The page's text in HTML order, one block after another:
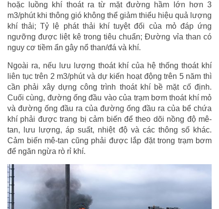
hoặc luồng khí thoát ra từ mặt đường hầm lớn hơn 3
m3/phút khi thông gió không thể giảm thiểu hiệu quả lượng
khí thải; Tỷ lệ phát thải khí tuyệt đối của mỏ đáp ứng
ngưỡng được liệt kê trong tiêu chuẩn; Đường vỉa than có
nguy cơ tiềm ẩn gây nổ than/đá và khí.
Ngoài ra, nếu lưu lượng thoát khí của hệ thống thoát khí
liên tục trên 2 m3/phút và dự kiến ​​hoạt động trên 5 năm thì
cần phải xây dựng công trình thoát khí bề mặt cố định.
Cuối cùng, đường ống đầu vào của trạm bơm thoát khí mỏ
và đường ống đầu ra của đường ống đầu ra của bể chứa
khí phải được trang bị cảm biến để theo dõi nồng độ mê-
tan, lưu lượng, áp suất, nhiệt độ và các thông số khác.
Cảm biến mê-tan cũng phải được lắp đặt trong trạm bơm
để ngăn ngừa rò rỉ khí.